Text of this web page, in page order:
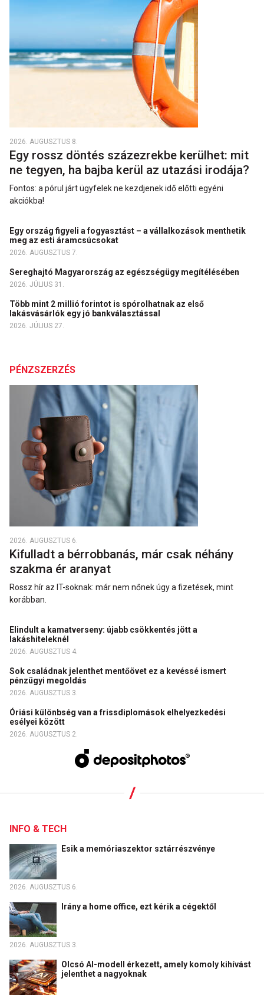
2026. AUGUSZTUS 8.
Egy rossz döntés százezrekbe kerülhet: mit
ne tegyen, ha bajba kerül az utazási irodája?
Fontos: a pórul járt ügyfelek ne kezdjenek idő előtti egyéni
akciókba!
Egy ország figyeli a fogyasztást – a vállalkozások menthetik
meg az esti áramcsúcsokat
2026. AUGUSZTUS 7.
Sereghajtó Magyarország az egészségügy megítélésében
2026. JÚLIUS 31.
Több mint 2 millió forintot is spórolhatnak az első
lakásvásárlók egy jó bankválasztással
2026. JÚLIUS 27.
PÉNZSZERZÉS
2026. AUGUSZTUS 6.
Kifulladt a bérrobbanás, már csak néhány
szakma ér aranyat
Rossz hír az IT-soknak: már nem nőnek úgy a fizetések, mint
korábban.
Elindult a kamatverseny: újabb csökkentés jött a
lakáshiteleknél
2026. AUGUSZTUS 4.
Sok családnak jelenthet mentőövet ez a kevéssé ismert
pénzügyi megoldás
2026. AUGUSZTUS 3.
Óriási különbség van a frissdiplomások elhelyezkedési
esélyei között
2026. AUGUSZTUS 2.
INFO & TECH
Esik a memóriaszektor sztárrészvénye
2026. AUGUSZTUS 6.
Irány a home office, ezt kérik a cégektől
2026. AUGUSZTUS 3.
Olcsó AI-modell érkezett, amely komoly kihívást
jelenthet a nagyoknak